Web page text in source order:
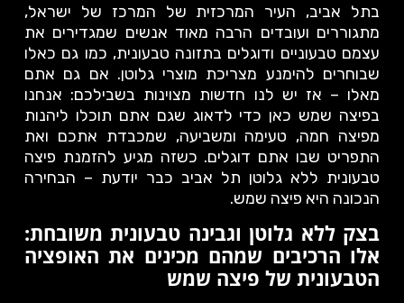
בתל אביב, העיר המרכזית של המרכז של ישראל,
מתגוררים ועובדים הרבה מאוד אנשים שמגדירים את
עצמם טבעוניים ודוגלים בתזונה טבעונית, כמו גם כאלו
שבוחרים להימנע מצריכת מוצרי גלוטן. אם גם אתם
מאלו – אז יש לנו חדשות מצוינות בשבילכם: אנחנו
בפיצה שמש כאן כדי לדאוג שגם אתם תוכלו ליהנות
מפיצה חמה, טעימה ומשביעה, שמכבדת אתכם ואת
התפריט שבו אתם דוגלים. כשזה מגיע להזמנת פיצה
טבעונית ללא גלוטן תל אביב כבר יודעת – הבחירה
הנכונה היא פיצה שמש.
בצק ללא גלוטן וגבינה טבעונית משובחת:
אלו הרכיבים שמהם מכינים את האופציה
הטבעונית של פיצה שמש